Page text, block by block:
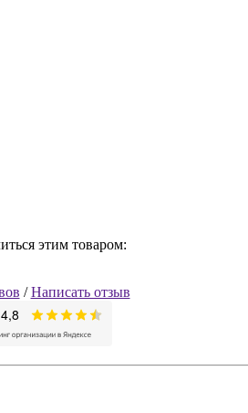
этим товаром:
/Написать отзыв